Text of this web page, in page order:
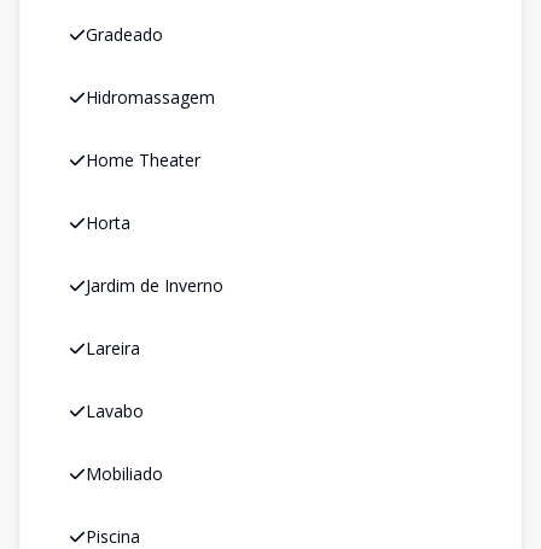
Gradeado
Hidromassagem
Home Theater
Horta
Jardim de Inverno
Lareira
Lavabo
Mobiliado
Piscina